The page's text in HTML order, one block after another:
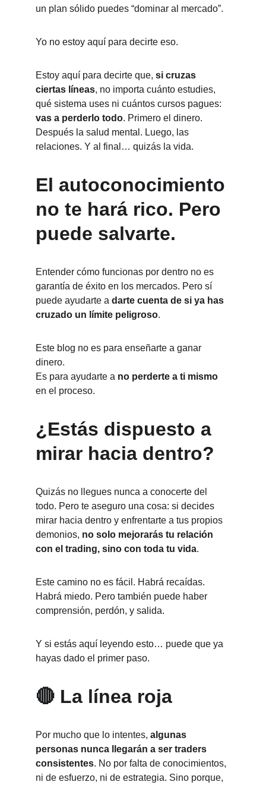
un plan sólido puedes “dominar al mercado”.
Yo no estoy aquí para decirte eso.
Estoy aquí para decirte que, si cruzas
ciertas líneas, no importa cuánto estudies,
qué sistema uses ni cuántos cursos pagues:
vas a perderlo todo. Primero el dinero.
Después la salud mental. Luego, las
relaciones. Y al final… quizás la vida.
El autoconocimiento
no te hará rico. Pero
puede salvarte.
Entender cómo funcionas por dentro no es
garantía de éxito en los mercados. Pero sí
puede ayudarte a darte cuenta de si ya has
cruzado un límite peligroso.
Este blog no es para enseñarte a ganar
dinero.
Es para ayudarte a no perderte a ti mismo
en el proceso.
¿Estás dispuesto a
mirar hacia dentro?
Quizás no llegues nunca a conocerte del
todo. Pero te aseguro una cosa: si decides
mirar hacia dentro y enfrentarte a tus propios
demonios, no solo mejorarás tu relación
con el trading, sino con toda tu vida.
Este camino no es fácil. Habrá recaídas.
Habrá miedo. Pero también puede haber
comprensión, perdón, y salida.
Y si estás aquí leyendo esto… puede que ya
hayas dado el primer paso.
🔴 La línea roja
Por mucho que lo intentes, algunas
personas nunca llegarán a ser traders
consistentes. No por falta de conocimientos,
ni de esfuerzo, ni de estrategia. Sino porque,